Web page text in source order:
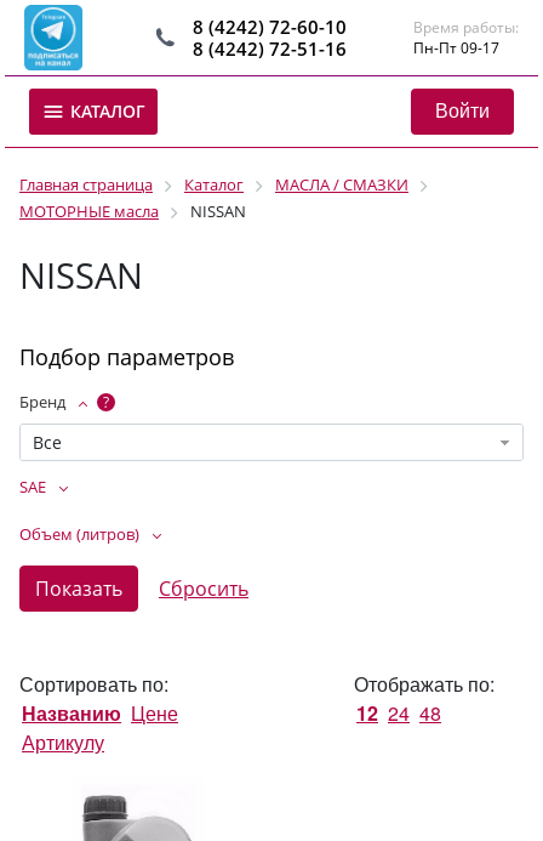
8 (4242) 72-60-10
8 (4242) 72-51-16
Время работы:
Пн-Пт 09-17
КАТАЛОГ Войти
Главная страница Каталог
МАСЛА / СМАЗКИ
МОТОРНЫЕ масла
NISSAN
NISSAN
Подбор параметров
Бренд ?
Все
SAE
Объем (литров)
Сортировать по:
Названию Цене
Артикулу
Отображать по:
12 24 48